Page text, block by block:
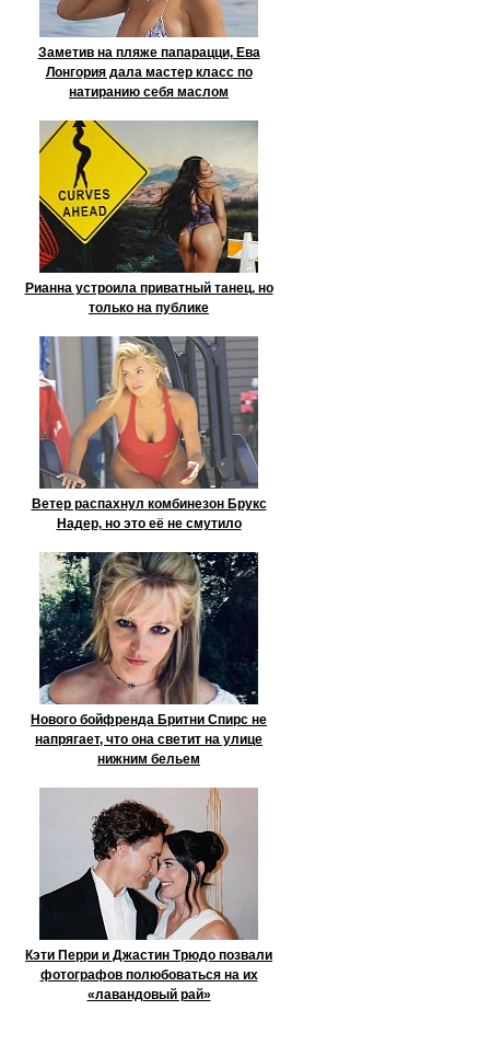
Заметив на пляже папарацци, Ева
Лонгория дала мастер класс по
натиранию себя маслом
Рианна устроила приватный танец, но
только на публике
Ветер распахнул комбинезон Брукс
Надер, но это её не смутило
Нового бойфренда Бритни Спирс не
напрягает, что она светит на улице
нижним бельем
Кэти Перри и Джастин Трюдо позвали
фотографов полюбоваться на их
«лавандовый рай»